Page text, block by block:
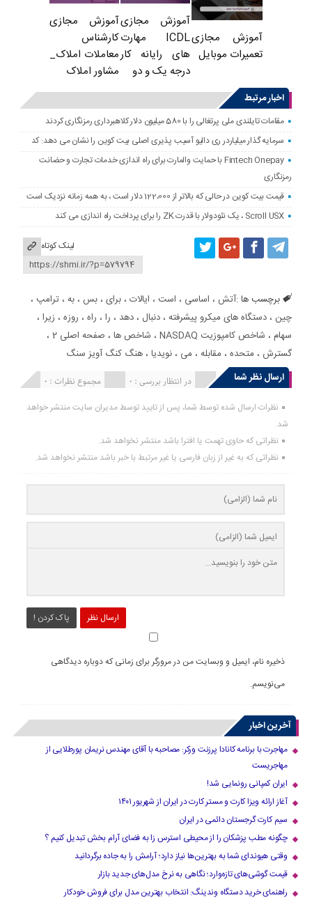
آموزش مجازی
تعمیرات موبایل
آموزش مجازی
ICDL مهارت
های رایانه کار
درجه یک و دو
آموزش مجازی
کارشناس
معاملات املاک_
مشاور املاک
اخبار مرتبط
مقامات تایلندی ملی پرتغالی را با 580 میلیون دلار کلاهبرداری رمزنگاری کردند
سرمایه گذار میلیاردر ری دالیو آسیب پذیری اصلی بیت کوین را نشان می دهد: کد
Fintech Onepay با حمایت والمارت برای راه اندازی خدمات تجارت و حضانت
رمزنگاری
قیمت بیت کوین در حالی که بالاتر از 122،000 دلار است ، به همه زمانه نزدیک است
Scroll USX ، یک نئودولار با قدرت ZK را برای پرداخت راه اندازی می کند
لینک کوتاه
برچسب ها :آتش ، اساسی ، است ، ایالات ،برای ،بس ،به ،ترامپ ،
چین ،دستگاه های میکرو پیشرفته ،دنبال ،دهد ، را ، راه ، روزه ، زیرا ،
سهام ، شاخص کامپوزیت NASDAQ ، شاخص ها ، صفحه اصلی 2 ،
گسترش ، متحده ، مقابله ، می ،نویدیا ،هنگ کنگ آویز سنگ
ارسال نظر شما
مجموع نظرات : 0 در انتظار بررسی : 0 انتشار یافته : 0
نظرات ارسال شده توسط شما، پس از تایید توسط مدیران سایت منتشر خواهد
شد.
نظراتی که حاوی تهمت یا افترا باشد منتشر نخواهد شد.
نظراتی که به غیر از زبان فارسی یا غیر مرتبط با خبر باشد منتشر نخواهد شد.
ارسال نظر پاک کردن !
ذخیره نام، ایمیل و وبسایت من در مرورگر برای زمانی که دوباره دیدگاهی
می‌نویسم.
آخرین اخبار
مهاجرت با برنامه کانادا پرزنت ورکر: مصاحبه با آقای مهندس نریمان پورطلایی از
مهاجریست
ایران کمپانی رونمایی شد!
آغاز ارائه ویزا کارت و مستر کارت در ایران از شهریور ۱۴۰۱
سیم کارت گرجستان دائمی در ایران
چگونه مطب پزشکان را از محیطی استرس زا به فضای آرام بخش تبدیل کنیم ؟
وقتی هیوندای شما به بهترین‌ها نیاز دارد؛ آرامش را به جاده برگردانید
قیمت گوشی‌های تازه‌وارد؛ نگاهی به نرخ مدل‌های جدید بازار
راهنمای خرید دستگاه وندینگ: انتخاب بهترین مدل برای فروش خودکار